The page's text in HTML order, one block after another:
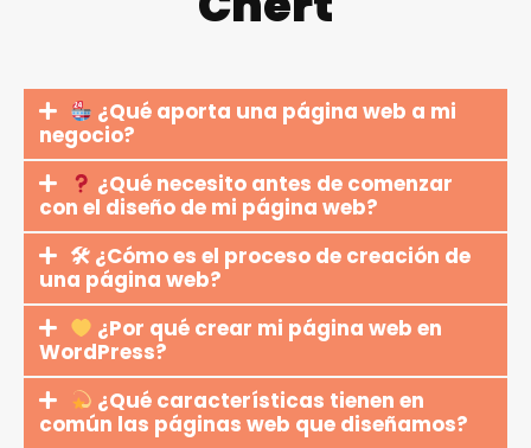
¿Qué aporta una página web a mi
negocio?
¿Qué necesito antes de comenzar
con el diseño de mi página web?
🛠 ¿Cómo es el proceso de creación de
una página web?
¿Por qué crear mi página web en
WordPress?
¿Qué características tienen en
común las páginas web que diseñamos?